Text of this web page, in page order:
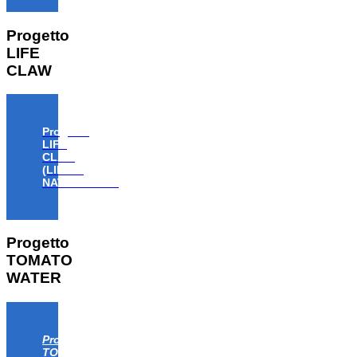
Progetto
LIFE
CLAW
Progetto
LIFE
CLAW
(LIFE18
NAT/IT/000806)
Progetto
TOMATO
WATER
Progetto
TOMATO